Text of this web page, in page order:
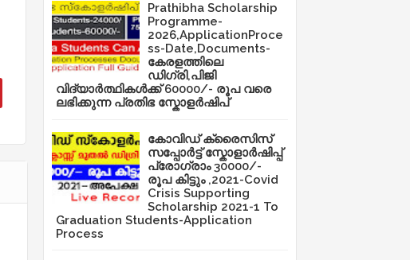
Prathibha Scholarship
Programme-
2026,ApplicationProce
ss-Date,Documents-
കേരളത്തിലെ
ഡിഗ്രി,പിജി
വിദ്യാർത്ഥികൾക്ക് 60000/- രൂപ വരെ
ലഭിക്കുന്ന പ്രതിഭ സ്കോളർഷിപ്
കോവിഡ് ക്രൈസിസ്
സപ്പോർട്ട് സ്കോളാർഷിപ്പ്
പ്രോഗ്രാം 30000/-
രൂപ കിട്ടും ,2021-Covid
Crisis Supporting
Scholarship 2021-1 To
Graduation Students-Application
Process